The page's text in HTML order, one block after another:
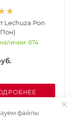
Lechuza Pon
674
файлы